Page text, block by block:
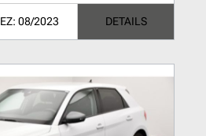
EZ: 08/2023 DETAILS